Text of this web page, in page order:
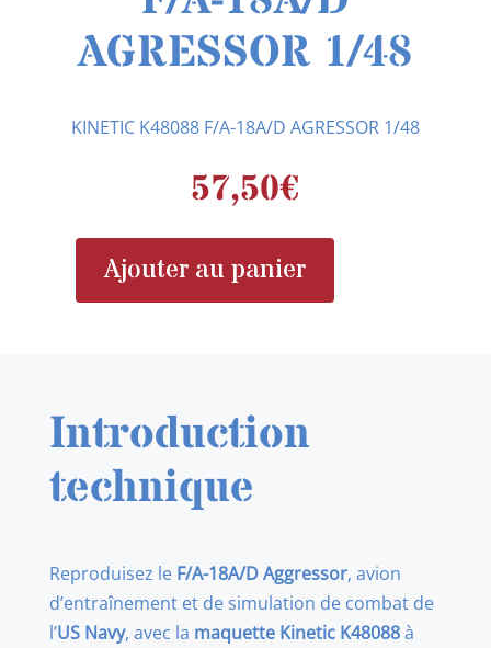
AGRESSOR 1/48
KINETIC K48088 F/A-18A/D AGRESSOR 1/48
57,50€
quantité
18A/D
1/48
Ajouter au panier
Introduction
technique
Reproduisez le F/A-18A/D Aggressor, avion
d’entraînement et de simulation de combat de
l’US Navy, avec la maquette Kinetic K48088à